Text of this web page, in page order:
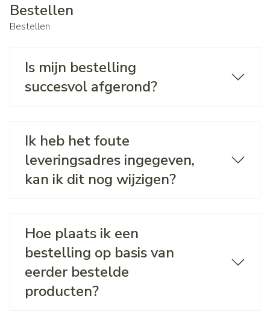
Bestellen
Bestellen
Is mijn bestelling
succesvol afgerond?
Ik heb het foute
leveringsadres ingegeven,
kan ik dit nog wijzigen?
Hoe plaats ik een
bestelling op basis van
eerder bestelde
producten?